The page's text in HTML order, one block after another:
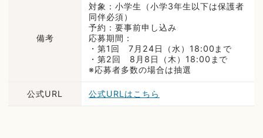
備考
対象：小学生（小学3年生以下は保護者
同伴必須）
予約：要事前申し込み
応募期間：
・第1回 7月24日（水）18:00まで
・第2回 8月8日（木）18:00まで
※応募者多数の場合は抽選
公式URL 公式URLはこちら